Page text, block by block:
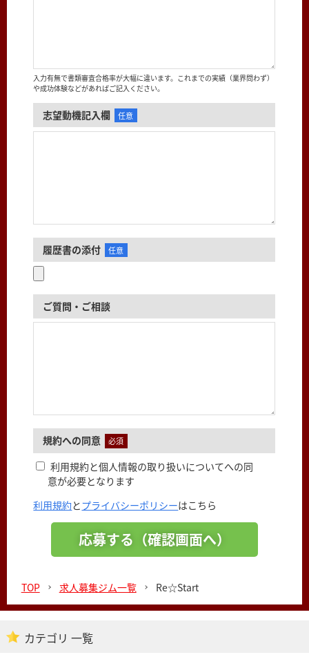
入力有無で書類審査合格率が大幅に違います。これまでの実績（業界問わず）
や成功体験などがあればご記入ください。
志望動機記入欄 任意
履歴書の添付 任意
ご質問・ご相談
規約への同意 必須
利用規約と個人情報の取り扱いについてへの同
意が必要となります
利用規約とプライバシーポリシーはこちら
TOP 求人募集ジム一覧 Re☆Start
カテゴリ 一覧